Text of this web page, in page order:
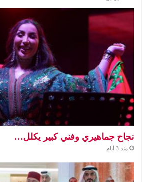
نجاح جماهيري وفني كبير يكلل…
منذ 3 أيام